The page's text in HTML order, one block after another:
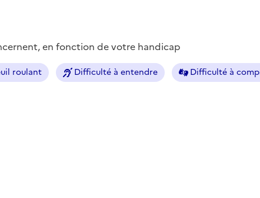
en fonction de votre handicap
roulant Difficulté à entendre Difficulté à